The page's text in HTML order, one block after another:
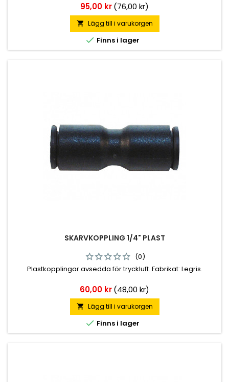
Pris
95,00 kr(76,00 kr)
 Lägg till i varukorgen
 Finns i lager
SKARVKOPPLING 1/4" PLAST
(0)
Plastkopplingar avsedda för tryckluft. Fabrikat: Legris.
Pris
60,00 kr(48,00 kr)
 Lägg till i varukorgen
 Finns i lager